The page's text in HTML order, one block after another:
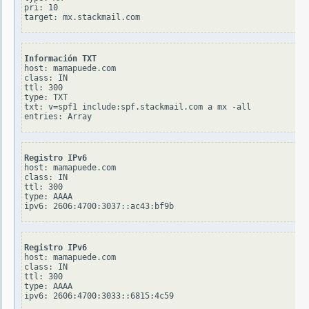
pri: 10
Información TXT
host: mamapuede.com
class: IN
ttl: 300
type: TXT
txt: v=spf1 include:spf.stackmail.com a mx -all
Registro IPv6
host: mamapuede.com
class: IN
ttl: 300
type: AAAA
Registro IPv6
host: mamapuede.com
class: IN
ttl: 300
type: AAAA